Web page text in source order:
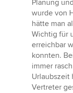
Planung
wurde von
hätte man
Wichtig für
erreichbar
konnten.
immer
Urlaubszeit
Vertreter